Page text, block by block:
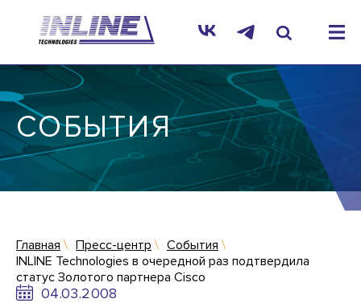
СОБЫТИЯ
Главная Пресс-центр
События
INLINE Technologies в очередной раз подтвердила
статус Золотого партнера Cisco
04.03.2008